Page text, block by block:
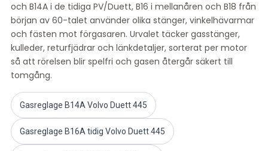
PV/Duett Bränsle/avgassystem
PV/Duett Elsystem
PV/Duett Framvagn
PV/Duett Inredning
PV/Duett Karosseri
PV/Duett Kraftöverföring/bakaxel
PV/Duett Kylsystem
PV/Duett Motordelar
Övrigt PV/Duett
PV/Duett Motorreglage
och B14A i de tidiga PV/Duett, B16 i mellanåren och B18 från
början av 60-talet använder olika stänger, vinkelhävarmar
och fästen mot förgasaren. Urvalet täcker gasstänger,
kulleder, returfjädrar och länkdetaljer, sorterat per motor
så att rörelsen blir spelfri och gasen återgår säkert till
tomgång.
Gasreglage B14A Volvo Duett 445
Gasreglage B16A tidig Volvo Duett 445